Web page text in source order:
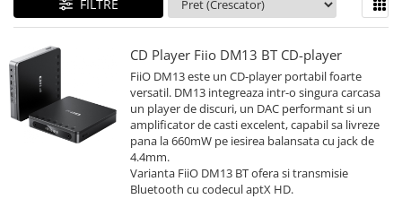
FILTRE
CD Player Fiio DM13 BT CD-player
FiiO DM13 este un CD-player portabil foarte
versatil. DM13 integreaza intr-o singura carcasa
un player de discuri, un DAC performant si un
amplificator de casti excelent, capabil sa livreze
pana la 660mW pe iesirea balansata cu jack de
4.4mm.
Varianta FiiO DM13 BT ofera si transmisie
Bluetooth cu codecul aptX HD.